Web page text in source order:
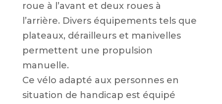
roue à l’avant et deux roues à
l’arrière. Divers équipements tels que
plateaux, dérailleurs et manivelles
permettent une propulsion
manuelle.
Ce vélo adapté aux personnes en
situation de handicap est équipé